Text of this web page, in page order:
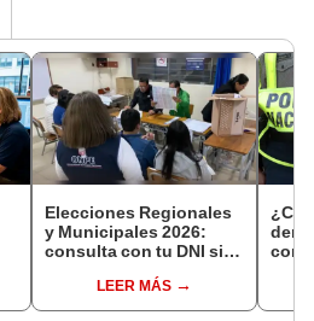
Elecciones Regionales
y Municipales 2026:
consulta con tu DNI si
de mesa para este 4 de
octubre en el link oficial
LEER MÁS
con